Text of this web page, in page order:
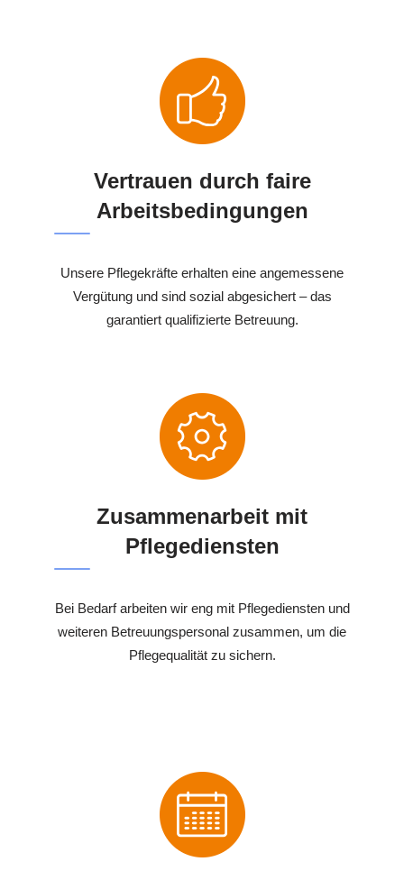
Vertrauen durch faire
Arbeitsbedingungen
Unsere Pflegekräfte erhalten eine angemessene
Vergütung und sind sozial abgesichert – das
garantiert qualifizierte Betreuung.
Zusammenarbeit mit
Pflegediensten
Bei Bedarf arbeiten wir eng mit Pflegediensten und
weiteren Betreuungspersonal zusammen, um die
Pflegequalität zu sichern.